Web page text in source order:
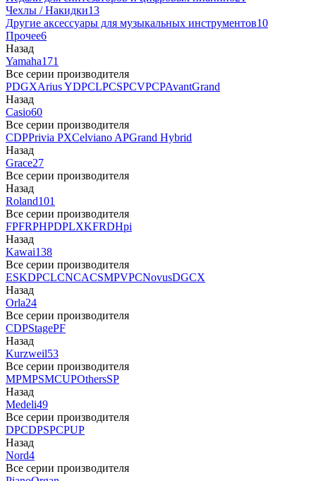
Чехлы / Накидки13
Другие аксессуары для музыкальных инструментов10
Прочее6
Назад
Yamaha171
Все серии производителя
PDGXArius YDPCLPCSPCVPCPAvantGrand
Назад
Casio60
Все серии производителя
CDPPrivia PXCelviano APGrand Hybrid
Назад
Grace27
Все серии производителя
Назад
Roland101
Все серии производителя
FPFRPHPDPLXKFRDHpi
Назад
Kawai138
Все серии производителя
ESKDPCLCNCACSMPVPCNovusDGCX
Назад
Orla24
Все серии производителя
CDPStagePF
Назад
Kurzweil53
Все серии производителя
MPMPSMCUPOthersSP
Назад
Medeli49
Все серии производителя
DPCDPSPCPUP
Назад
Nord4
Все серии производителя